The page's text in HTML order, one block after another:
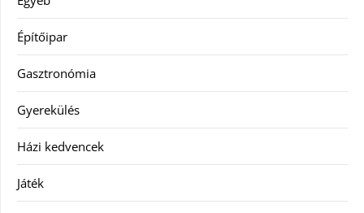
Építőipar
Gasztronómia
Gyerekülés
Házi kedvencek
Játék